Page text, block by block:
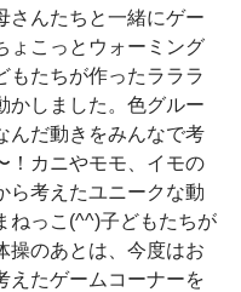
さんたちと一緒にゲー
ょこっとウォーミング
もたちが作ったラララ
かしました。色グルー
んだ動きをみんなで考
！カニやモモ、イモの
ら考えたユニークな動
ねっこ(^^)子どもたちが
操のあとは、今度はお
えたゲームコーナーを